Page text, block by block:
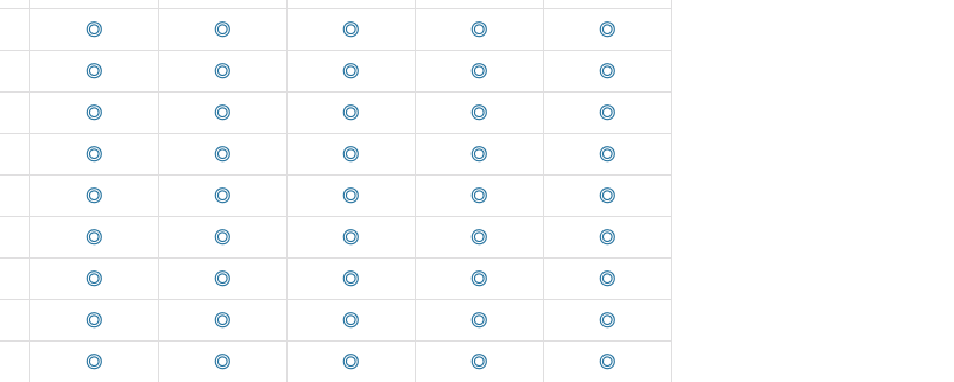
◎ ◎ ◎ ◎
◎
◎ ◎ ◎ ◎
◎
◎ ◎ ◎ ◎
◎
◎ ◎ ◎ ◎
◎
◎ ◎ ◎ ◎
◎
◎ ◎ ◎ ◎
◎
◎ ◎ ◎ ◎
◎
◎ ◎ ◎ ◎
◎
◎ ◎ ◎ ◎
◎